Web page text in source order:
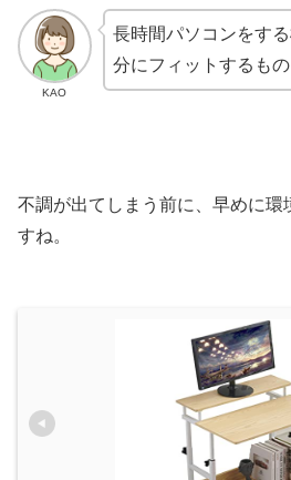
KAO
長時間パソコンをす
分にフィットするもの
不調が出てしまう前に、早めに環
すね。